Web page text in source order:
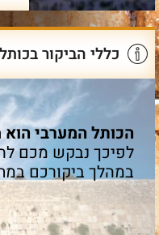
כללי הביקור
הכותל המערבי
לפיכך נבקש מכם
במהלך ביקורכם